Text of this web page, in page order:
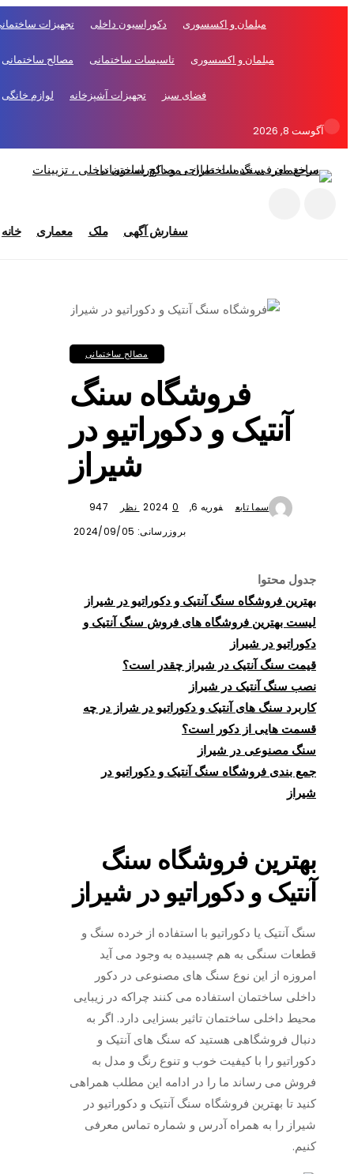
تجهیزات ساختمانی دکوراسیون داخلی مبلمان و اکسسوری
مصالح ساختمانی تاسیسات ساختمانی مبلمان و اکسسوری
لوازم خانگی تجهیزات آشپزخانه فضای سبز
آگوست 8, 2026
خانه معماری ملک سفارش آگهی
مصالح ساختمانی
فروشگاه سنگ
آنتیک و دکوراتیو در
شیراز
سما تابع فوریه 6, 2024
947
بروزرسانی: 2024/09/05
جدول محتوا
بهترین فروشگاه سنگ آنتیک و دکوراتیو در شیراز
لیست بهترین فروشگاه های فروش سنگ آنتیک و
دکوراتیو در شیراز
قیمت سنگ آنتیک در شیراز چقدر است؟
نصب سنگ آنتیک در شیراز
کاربرد سنگ های آنتیک و دکوراتیو در شراز در چه
قسمت هایی از دکور است؟
سنگ مصنوعی در شیراز
جمع بندی فروشگاه سنگ آنتیک و دکوراتیو در
شیراز
بهترین فروشگاه سنگ
آنتیک و دکوراتیو در شیراز
سنگ آنتیک یا دکوراتیو با استفاده از خرده سنگ و
قطعات سنگی به هم چسبیده به وجود می آید
امروزه از این نوع سنگ های مصنوعی در دکور
داخلی ساختمان استفاده می کنند چراکه در زیبایی
محیط داخلی ساختمان تاثیر بسزایی دارد. اگر به
دنبال فروشگاهی هستید که سنگ های آنتیک و
دکوراتیو را با کیفیت خوب و تنوع رنگ و مدل به
فروش می رساند ما را در ادامه این مطلب همراهی
کنید تا بهترین فروشگاه سنگ آنتیک و دکوراتیو در
شیراز را به همراه آدرس و شماره تماس معرفی
کنیم.